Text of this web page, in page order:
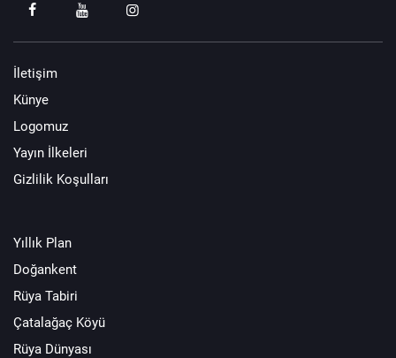
İletişim
Künye
Logomuz
Yayın İlkeleri
Gizlilik Koşulları
Yıllık Plan
Doğankent
Rüya Tabiri
Çatalağaç Köyü
Rüya Dünyası